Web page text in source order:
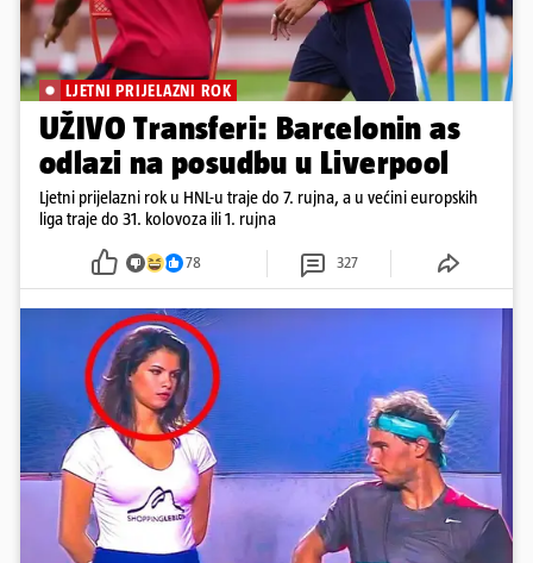
LJETNI PRIJELAZNI ROK
UŽIVO Transferi: Barcelonin as
odlazi na posudbu u Liverpool
Ljetni prijelazni rok u HNL-u traje do 7. rujna, a u većini europskih
liga traje do 31. kolovoza ili 1. rujna
78 327